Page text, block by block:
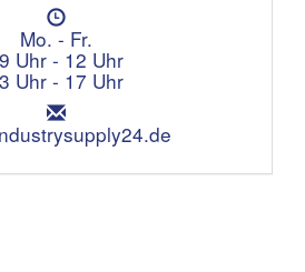
e
o
n
:
Ö
f
n
u
n
g
Mo. - Fr.
Uhr - 12 Uhr
Uhr - 17 Uhr
E
m
i